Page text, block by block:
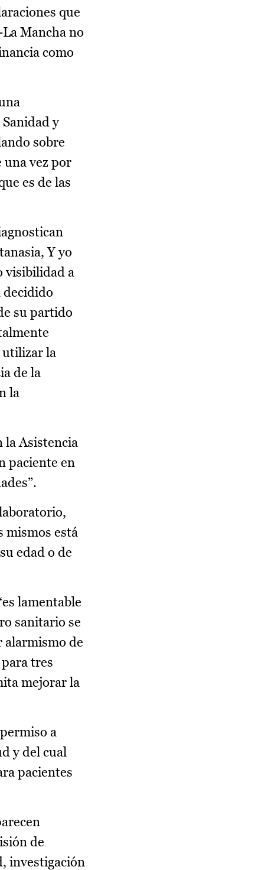
que
Mancha no
como
y
sobre
una vez por
es de las
Y yo
visibilidad a
decidido
su partido
utilizar la
de la
la
la Asistencia
paciente en
mismos está
edad o de
lamentable
sanitario se
alarmismo de
tres
mejorar la
a
y del cual
pacientes
de
investigación